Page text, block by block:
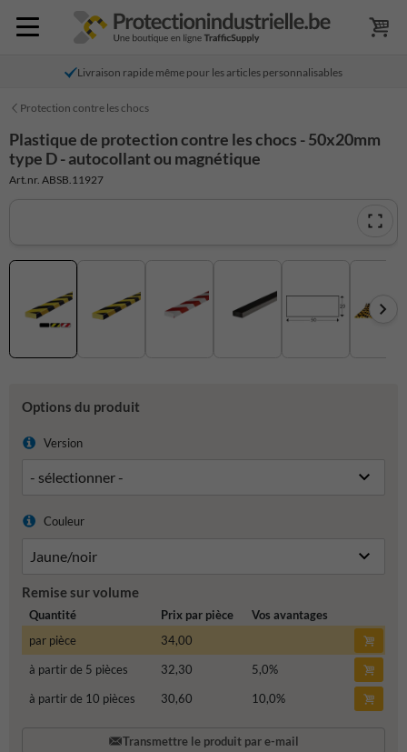
Livraison rapide même pour les articles personnalisables
Protection contre les chocs
Plastique de protection contre les chocs - 50x20mm
type D - autocollant ou magnétique
Art.nr. ABSB.11927
Options du produit
Version
Couleur
Remise sur volume
Quantité Prix par pièce
Vos avantages
par pièce
34,00
à partir de 5 pièces
32,30 5,0%
à partir de 10 pièces
30,60 10,0%
Transmettre le produit par e-mail